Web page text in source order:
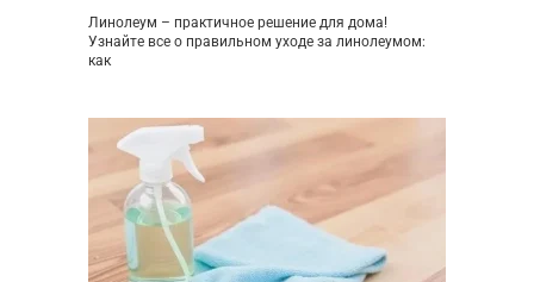
Линолеум – практичное решение для дома!
Узнайте все о правильном уходе за линолеумом:
как